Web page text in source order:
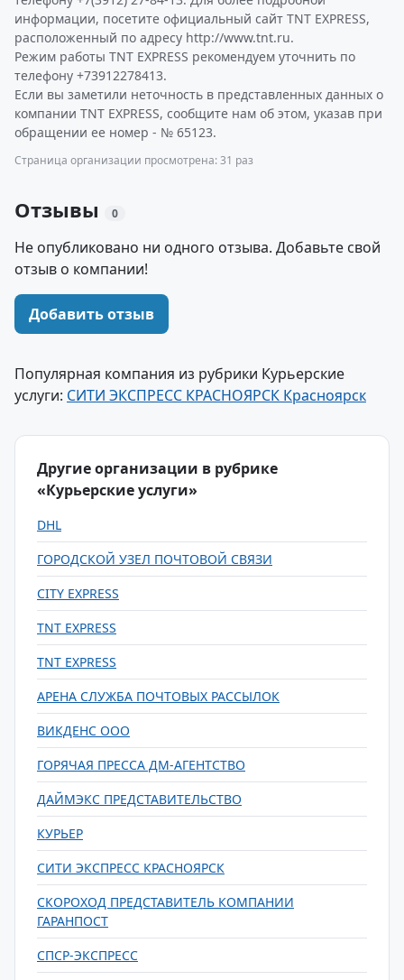
информации, посетите официальный сайт TNT EXPRESS,
расположенный по адресу http://www.tnt.ru.
Режим работы TNT EXPRESS рекомендуем уточнить по
телефону +73912278413.
Если вы заметили неточность в представленных данных о
компании TNT EXPRESS, сообщите нам об этом, указав при
обращении ее номер - № 65123.
Страница организации просмотрена: 31 раз
Отзывы 0
Не опубликовано ни одного отзыва. Добавьте свой
отзыв о компании!
Добавить отзыв
Популярная компания из рубрики Курьерские
услуги: СИТИ ЭКСПРЕСС КРАСНОЯРСК Красноярск
Другие организации в рубрике
«Курьерские услуги»
DHL
ГОРОДСКОЙ УЗЕЛ ПОЧТОВОЙ СВЯЗИ
CITY EXPRESS
TNT EXPRESS
TNT EXPRESS
АРЕНА СЛУЖБА ПОЧТОВЫХ РАССЫЛОК
ВИКДЕНС ООО
ГОРЯЧАЯ ПРЕССА ДМ-АГЕНТСТВО
ДАЙМЭКС ПРЕДСТАВИТЕЛЬСТВО
КУРЬЕР
СИТИ ЭКСПРЕСС КРАСНОЯРСК
СКОРОХОД ПРЕДСТАВИТЕЛЬ КОМПАНИИ
ГАРАНПОСТ
СПСР-ЭКСПРЕСС